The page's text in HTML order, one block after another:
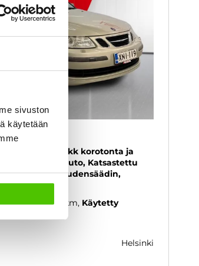
sivuston
käytetään
Turbo - 6 kk korotonta ja
- Suomi-auto, Katsastettu
Vakionopeudensäädin,
337 800 km Käytetty
helsinki